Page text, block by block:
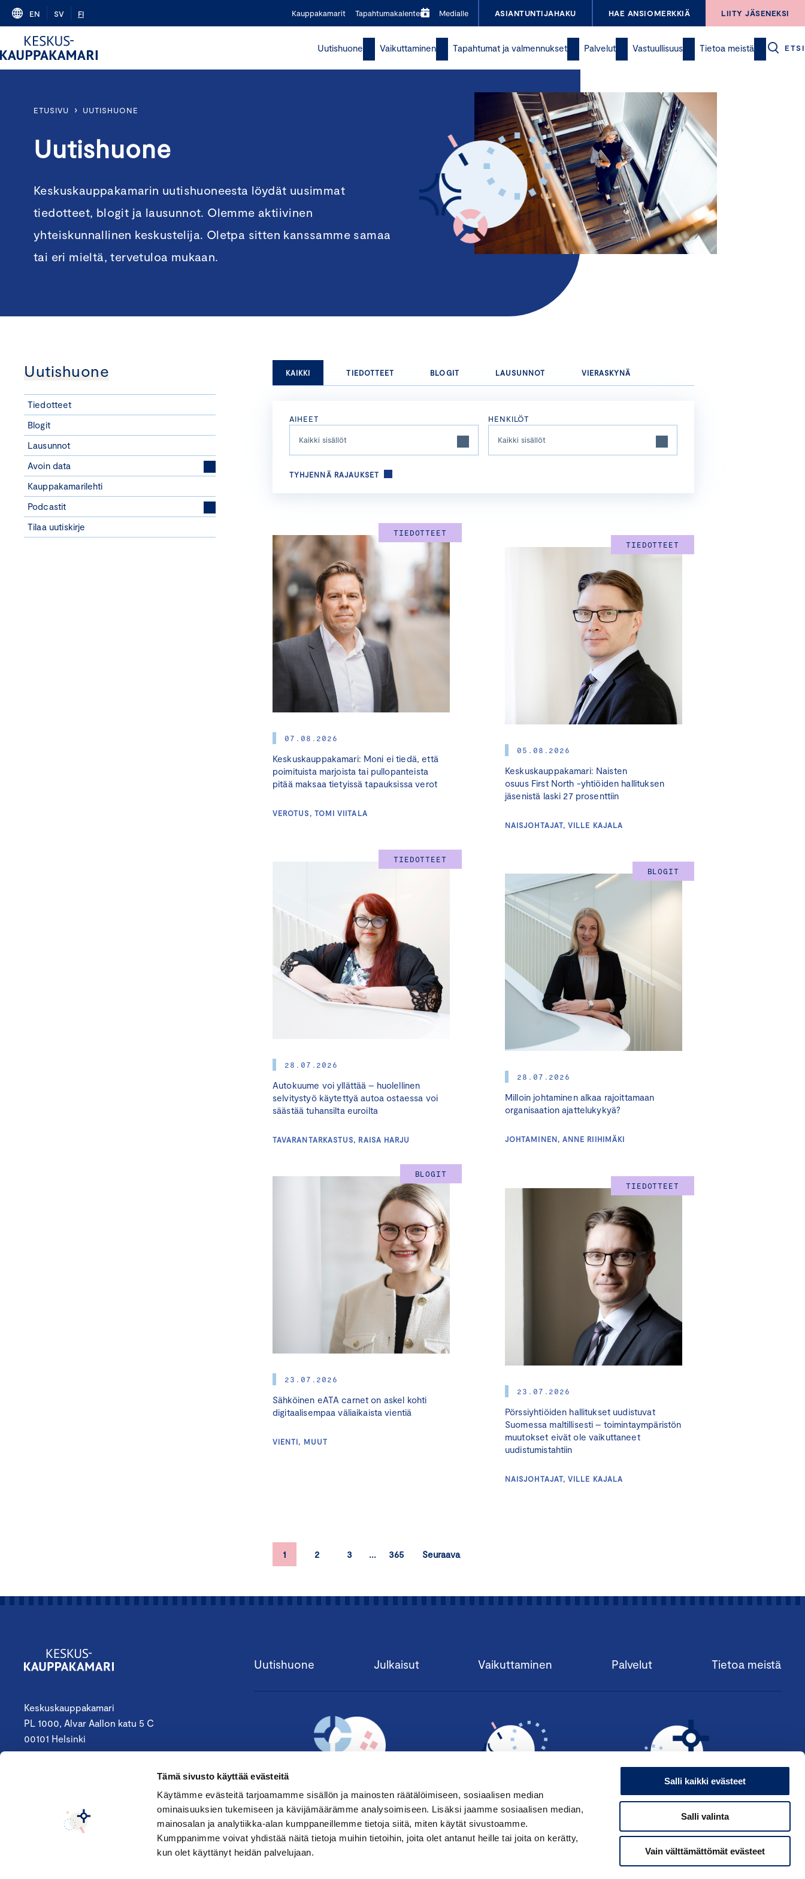
Tämä sivusto käyttää evästeitä
Käytämme evästeitä tarjoamamme sisällön ja mainosten räätälöimiseen, sosiaalisen median
ominaisuuksien tukemiseen ja kävijämäärämme analysoimiseen. Lisäksi jaamme sosiaalisen median,
mainosalan ja analytiikka-alan kumppaneillemme tietoja siitä, miten käytät sivustoamme.
Kumppanimme voivat yhdistää näitä tietoja muihin tietoihin, joita olet antanut heille tai joita on kerätty,
kun olet käyttänyt heidän palvelujaan.
Salli kaikki evästeet
Salli valinta
Vain välttämättömät evästeet
Skip
content
EN SV FI Kauppakamarit Tapahtumakalenteri Medialle ASIANTUNTIJAHAKU HAE ANSIOMERKKIÄ LIITY JÄSENEKSI
Uutishuone Vaikuttaminen Tapahtumat ja valmennukset Palvelut Vastuullisuus Tietoa meistä ETSI
ETUSIVU › UUTISHUONE
Uutishuone
Keskuskauppakamarin uutishuoneesta löydät uusimmat
tiedotteet, blogit ja lausunnot. Olemme aktiivinen
yhteiskunnallinen keskustelija. Oletpa sitten kanssamme samaa
tai eri mieltä, tervetuloa mukaan.
Uutishuone
Tiedotteet
Blogit
Lausunnot
Avoin data
Kauppakamarilehti
Podcastit
Tilaa uutiskirje
KAIKKI TIEDOTTEET BLOGIT LAUSUNNOT VIERASKYNÄ
AIHEET
Kaikki sisällöt
HENKILÖT
Kaikki sisällöt
TYHJENNÄ RAJAUKSET
TIEDOTTEET
07.08.2026
Keskuskauppakamari: Moni ei tiedä, että
poimituista marjoista tai pullopanteista
pitää maksaa tietyissä tapauksissa verot
VEROTUS, TOMI VIITALA
TIEDOTTEET
05.08.2026
Keskuskauppakamari: Naisten
osuus First North -yhtiöiden hallituksen
jäsenistä laski 27 prosenttiin
NAISJOHTAJAT, VILLE KAJALA
TIEDOTTEET
28.07.2026
Autokuume voi yllättää – huolellinen
selvitystyö käytettyä autoa ostaessa voi
säästää tuhansilta euroilta
TAVARANTARKASTUS, RAISA HARJU
BLOGIT
28.07.2026
Milloin johtaminen alkaa rajoittamaan
organisaation ajattelukykyä?
JOHTAMINEN, ANNE RIIHIMÄKI
BLOGIT
23.07.2026
Sähköinen eATA carnet on askel kohti
digitaalisempaa väliaikaista vientiä
VIENTI, MUUT
TIEDOTTEET
23.07.2026
Pörssiyhtiöiden hallitukset uudistuvat
Suomessa maltillisesti – toimintaympäristön
muutokset eivät ole vaikuttaneet
uudistumistahtiin
NAISJOHTAJAT, VILLE KAJALA
1 2 3 365 Seuraava
Keskuskauppakamari
PL 1000, Alvar Aallon katu 5 C
00101 Helsinki
keskuskauppakamari@chamber.fi
Seuraa meitä:
Uutishuone Julkaisut Vaikuttaminen Palvelut Tietoa meistä
TILAA UUTISKIRJE › LIITY JÄSENEKSI › HAE ANSIOMERKKIÄ ›